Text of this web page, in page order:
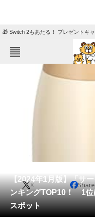
🎁 Switch 2もあたる！ プレゼントキ
ねとらぼメニュー
会員記事
メディア
注目記事を集めた総合ペ
【2024年1月版】「サ
ンキングTOP10！ 1位
スポット
X Share